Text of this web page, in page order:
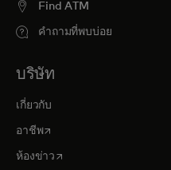
Find ATM
คำถามที่พบบ่อย
บริษัท
เกี่ยวกับ
อาชีพopens in a new tab
ห้องข่าว opens in a new tab